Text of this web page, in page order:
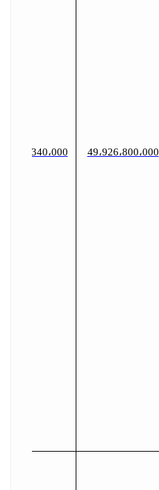
49،926،800،000 2،496،340،000